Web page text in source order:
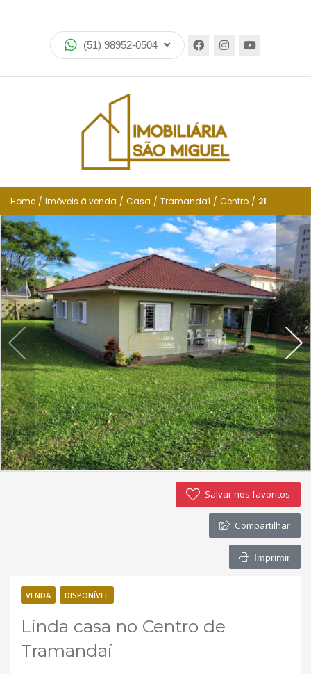
(51) 98952-0504
Imóveis
Encomende seu imóvel
Financiamento
Negocie seu imóvel
Simulador de financiamento
Negocie seu imóvel
Imóveis favoritos
Contato
Home / Imóveis à venda / Casa / Tramandaí / Centro / 21
Salvar nos favoritos
Compartilhar
Imprimir
VENDA DISPONÍVEL
Linda casa no Centro de
Tramandaí